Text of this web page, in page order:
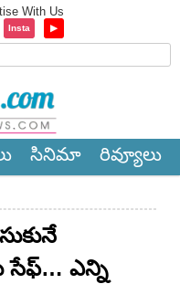
With Us
Insta ▶
సినిమా రివ్యూలు
ఎన్ని